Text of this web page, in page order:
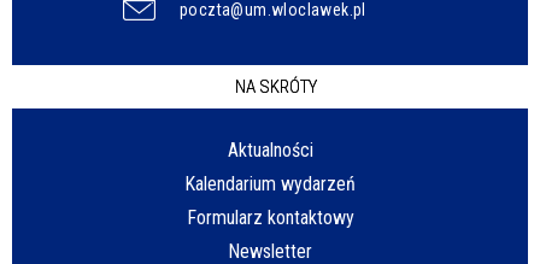
poczta@um.wloclawek.pl
NA SKRÓTY
Aktualności
Kalendarium wydarzeń
Formularz kontaktowy
Newsletter